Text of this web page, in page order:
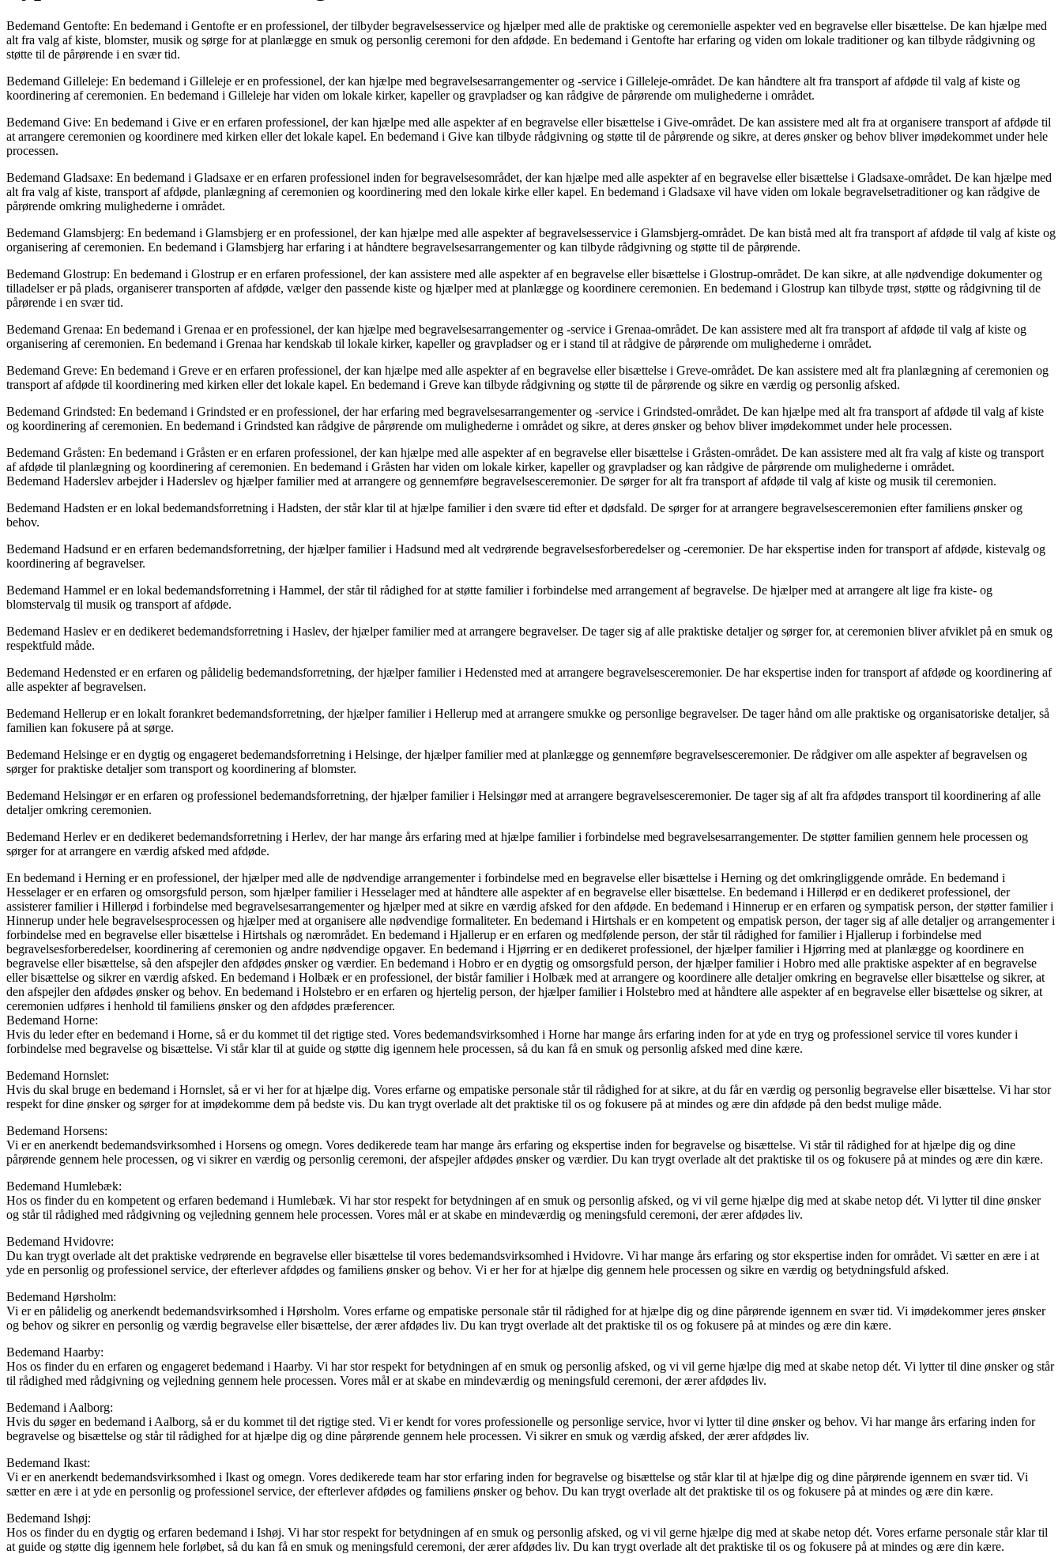
Bedemand Gentofte: En bedemand i Gentofte er en professionel, der tilbyder begravelsesservice og hjælper med alle de praktiske og ceremonielle aspekter ved en begravelse eller bisættelse. De kan hjælpe med
alt fra valg af kiste, blomster, musik og sørge for at planlægge en smuk og personlig ceremoni for den afdøde. En bedemand i Gentofte har erfaring og viden om lokale traditioner og kan tilbyde rådgivning og
støtte til de pårørende i en svær tid.
Bedemand Gilleleje: En bedemand i Gilleleje er en professionel, der kan hjælpe med begravelsesarrangementer og -service i Gilleleje-området. De kan håndtere alt fra transport af afdøde til valg af kiste og
koordinering af ceremonien. En bedemand i Gilleleje har viden om lokale kirker, kapeller og gravpladser og kan rådgive de pårørende om mulighederne i området.
Bedemand Give: En bedemand i Give er en erfaren professionel, der kan hjælpe med alle aspekter af en begravelse eller bisættelse i Give-området. De kan assistere med alt fra at organisere transport af afdøde til
at arrangere ceremonien og koordinere med kirken eller det lokale kapel. En bedemand i Give kan tilbyde rådgivning og støtte til de pårørende og sikre, at deres ønsker og behov bliver imødekommet under hele
processen.
Bedemand Gladsaxe: En bedemand i Gladsaxe er en erfaren professionel inden for begravelsesområdet, der kan hjælpe med alle aspekter af en begravelse eller bisættelse i Gladsaxe-området. De kan hjælpe med
alt fra valg af kiste, transport af afdøde, planlægning af ceremonien og koordinering med den lokale kirke eller kapel. En bedemand i Gladsaxe vil have viden om lokale begravelsetraditioner og kan rådgive de
pårørende omkring mulighederne i området.
Bedemand Glamsbjerg: En bedemand i Glamsbjerg er en professionel, der kan hjælpe med alle aspekter af begravelsesservice i Glamsbjerg-området. De kan bistå med alt fra transport af afdøde til valg af kiste og
organisering af ceremonien. En bedemand i Glamsbjerg har erfaring i at håndtere begravelsesarrangementer og kan tilbyde rådgivning og støtte til de pårørende.
Bedemand Glostrup: En bedemand i Glostrup er en erfaren professionel, der kan assistere med alle aspekter af en begravelse eller bisættelse i Glostrup-området. De kan sikre, at alle nødvendige dokumenter og
tilladelser er på plads, organiserer transporten af afdøde, vælger den passende kiste og hjælper med at planlægge og koordinere ceremonien. En bedemand i Glostrup kan tilbyde trøst, støtte og rådgivning til de
pårørende i en svær tid.
Bedemand Grenaa: En bedemand i Grenaa er en professionel, der kan hjælpe med begravelsesarrangementer og -service i Grenaa-området. De kan assistere med alt fra transport af afdøde til valg af kiste og
organisering af ceremonien. En bedemand i Grenaa har kendskab til lokale kirker, kapeller og gravpladser og er i stand til at rådgive de pårørende om mulighederne i området.
Bedemand Greve: En bedemand i Greve er en erfaren professionel, der kan hjælpe med alle aspekter af en begravelse eller bisættelse i Greve-området. De kan assistere med alt fra planlægning af ceremonien og
transport af afdøde til koordinering med kirken eller det lokale kapel. En bedemand i Greve kan tilbyde rådgivning og støtte til de pårørende og sikre en værdig og personlig afsked.
Bedemand Grindsted: En bedemand i Grindsted er en professionel, der har erfaring med begravelsesarrangementer og -service i Grindsted-området. De kan hjælpe med alt fra transport af afdøde til valg af kiste
og koordinering af ceremonien. En bedemand i Grindsted kan rådgive de pårørende om mulighederne i området og sikre, at deres ønsker og behov bliver imødekommet under hele processen.
Bedemand Gråsten: En bedemand i Gråsten er en erfaren professionel, der kan hjælpe med alle aspekter af en begravelse eller bisættelse i Gråsten-området. De kan assistere med alt fra valg af kiste og transport
af afdøde til planlægning og koordinering af ceremonien. En bedemand i Gråsten har viden om lokale kirker, kapeller og gravpladser og kan rådgive de pårørende om mulighederne i området.
Bedemand Haderslev arbejder i Haderslev og hjælper familier med at arrangere og gennemføre begravelsesceremonier. De sørger for alt fra transport af afdøde til valg af kiste og musik til ceremonien.
Bedemand Hadsten er en lokal bedemandsforretning i Hadsten, der står klar til at hjælpe familier i den svære tid efter et dødsfald. De sørger for at arrangere begravelsesceremonien efter familiens ønsker og
behov.
Bedemand Hadsund er en erfaren bedemandsforretning, der hjælper familier i Hadsund med alt vedrørende begravelsesforberedelser og -ceremonier. De har ekspertise inden for transport af afdøde, kistevalg og
koordinering af begravelser.
Bedemand Hammel er en lokal bedemandsforretning i Hammel, der står til rådighed for at støtte familier i forbindelse med arrangement af begravelse. De hjælper med at arrangere alt lige fra kiste- og
blomstervalg til musik og transport af afdøde.
Bedemand Haslev er en dedikeret bedemandsforretning i Haslev, der hjælper familier med at arrangere begravelser. De tager sig af alle praktiske detaljer og sørger for, at ceremonien bliver afviklet på en smuk og
respektfuld måde.
Bedemand Hedensted er en erfaren og pålidelig bedemandsforretning, der hjælper familier i Hedensted med at arrangere begravelsesceremonier. De har ekspertise inden for transport af afdøde og koordinering af
alle aspekter af begravelsen.
Bedemand Hellerup er en lokalt forankret bedemandsforretning, der hjælper familier i Hellerup med at arrangere smukke og personlige begravelser. De tager hånd om alle praktiske og organisatoriske detaljer, så
familien kan fokusere på at sørge.
Bedemand Helsinge er en dygtig og engageret bedemandsforretning i Helsinge, der hjælper familier med at planlægge og gennemføre begravelsesceremonier. De rådgiver om alle aspekter af begravelsen og
sørger for praktiske detaljer som transport og koordinering af blomster.
Bedemand Helsingør er en erfaren og professionel bedemandsforretning, der hjælper familier i Helsingør med at arrangere begravelsesceremonier. De tager sig af alt fra afdødes transport til koordinering af alle
detaljer omkring ceremonien.
Bedemand Herlev er en dedikeret bedemandsforretning i Herlev, der har mange års erfaring med at hjælpe familier i forbindelse med begravelsesarrangementer. De støtter familien gennem hele processen og
sørger for at arrangere en værdig afsked med afdøde.
En bedemand i Herning er en professionel, der hjælper med alle de nødvendige arrangementer i forbindelse med en begravelse eller bisættelse i Herning og det omkringliggende område. En bedemand i
Hesselager er en erfaren og omsorgsfuld person, som hjælper familier i Hesselager med at håndtere alle aspekter af en begravelse eller bisættelse. En bedemand i Hillerød er en dedikeret professionel, der
assisterer familier i Hillerød i forbindelse med begravelsesarrangementer og hjælper med at sikre en værdig afsked for den afdøde. En bedemand i Hinnerup er en erfaren og sympatisk person, der støtter familier i
Hinnerup under hele begravelsesprocessen og hjælper med at organisere alle nødvendige formaliteter. En bedemand i Hirtshals er en kompetent og empatisk person, der tager sig af alle detaljer og arrangementer i
forbindelse med en begravelse eller bisættelse i Hirtshals og nærområdet. En bedemand i Hjallerup er en erfaren og medfølende person, der står til rådighed for familier i Hjallerup i forbindelse med
begravelsesforberedelser, koordinering af ceremonien og andre nødvendige opgaver. En bedemand i Hjørring er en dedikeret professionel, der hjælper familier i Hjørring med at planlægge og koordinere en
begravelse eller bisættelse, så den afspejler den afdødes ønsker og værdier. En bedemand i Hobro er en dygtig og omsorgsfuld person, der hjælper familier i Hobro med alle praktiske aspekter af en begravelse
eller bisættelse og sikrer en værdig afsked. En bedemand i Holbæk er en professionel, der bistår familier i Holbæk med at arrangere og koordinere alle detaljer omkring en begravelse eller bisættelse og sikrer, at
den afspejler den afdødes ønsker og behov. En bedemand i Holstebro er en erfaren og hjertelig person, der hjælper familier i Holstebro med at håndtere alle aspekter af en begravelse eller bisættelse og sikrer, at
ceremonien udføres i henhold til familiens ønsker og den afdødes præferencer.
Bedemand Horne:
Hvis du leder efter en bedemand i Horne, så er du kommet til det rigtige sted. Vores bedemandsvirksomhed i Horne har mange års erfaring inden for at yde en tryg og professionel service til vores kunder i
forbindelse med begravelse og bisættelse. Vi står klar til at guide og støtte dig igennem hele processen, så du kan få en smuk og personlig afsked med dine kære.
Bedemand Hornslet:
Hvis du skal bruge en bedemand i Hornslet, så er vi her for at hjælpe dig. Vores erfarne og empatiske personale står til rådighed for at sikre, at du får en værdig og personlig begravelse eller bisættelse. Vi har stor
respekt for dine ønsker og sørger for at imødekomme dem på bedste vis. Du kan trygt overlade alt det praktiske til os og fokusere på at mindes og ære din afdøde på den bedst mulige måde.
Bedemand Horsens:
Vi er en anerkendt bedemandsvirksomhed i Horsens og omegn. Vores dedikerede team har mange års erfaring og ekspertise inden for begravelse og bisættelse. Vi står til rådighed for at hjælpe dig og dine
pårørende gennem hele processen, og vi sikrer en værdig og personlig ceremoni, der afspejler afdødes ønsker og værdier. Du kan trygt overlade alt det praktiske til os og fokusere på at mindes og ære din kære.
Bedemand Humlebæk:
Hos os finder du en kompetent og erfaren bedemand i Humlebæk. Vi har stor respekt for betydningen af en smuk og personlig afsked, og vi vil gerne hjælpe dig med at skabe netop dét. Vi lytter til dine ønsker
og står til rådighed med rådgivning og vejledning gennem hele processen. Vores mål er at skabe en mindeværdig og meningsfuld ceremoni, der ærer afdødes liv.
Bedemand Hvidovre:
Du kan trygt overlade alt det praktiske vedrørende en begravelse eller bisættelse til vores bedemandsvirksomhed i Hvidovre. Vi har mange års erfaring og stor ekspertise inden for området. Vi sætter en ære i at
yde en personlig og professionel service, der efterlever afdødes og familiens ønsker og behov. Vi er her for at hjælpe dig gennem hele processen og sikre en værdig og betydningsfuld afsked.
Bedemand Hørsholm:
Vi er en pålidelig og anerkendt bedemandsvirksomhed i Hørsholm. Vores erfarne og empatiske personale står til rådighed for at hjælpe dig og dine pårørende igennem en svær tid. Vi imødekommer jeres ønsker
og behov og sikrer en personlig og værdig begravelse eller bisættelse, der ærer afdødes liv. Du kan trygt overlade alt det praktiske til os og fokusere på at mindes og ære din kære.
Bedemand Haarby:
Hos os finder du en erfaren og engageret bedemand i Haarby. Vi har stor respekt for betydningen af en smuk og personlig afsked, og vi vil gerne hjælpe dig med at skabe netop dét. Vi lytter til dine ønsker og står
til rådighed med rådgivning og vejledning gennem hele processen. Vores mål er at skabe en mindeværdig og meningsfuld ceremoni, der ærer afdødes liv.
Bedemand i Aalborg:
Hvis du søger en bedemand i Aalborg, så er du kommet til det rigtige sted. Vi er kendt for vores professionelle og personlige service, hvor vi lytter til dine ønsker og behov. Vi har mange års erfaring inden for
begravelse og bisættelse og står til rådighed for at hjælpe dig og dine pårørende gennem hele processen. Vi sikrer en smuk og værdig afsked, der ærer afdødes liv.
Bedemand Ikast:
Vi er en anerkendt bedemandsvirksomhed i Ikast og omegn. Vores dedikerede team har stor erfaring inden for begravelse og bisættelse og står klar til at hjælpe dig og dine pårørende igennem en svær tid. Vi
sætter en ære i at yde en personlig og professionel service, der efterlever afdødes og familiens ønsker og behov. Du kan trygt overlade alt det praktiske til os og fokusere på at mindes og ære din kære.
Bedemand Ishøj:
Hos os finder du en dygtig og erfaren bedemand i Ishøj. Vi har stor respekt for betydningen af en smuk og personlig afsked, og vi vil gerne hjælpe dig med at skabe netop dét. Vores erfarne personale står klar til
at guide og støtte dig igennem hele forløbet, så du kan få en smuk og meningsfuld ceremoni, der ærer afdødes liv. Du kan trygt overlade alt det praktiske til os og fokusere på at mindes og ære din kære.